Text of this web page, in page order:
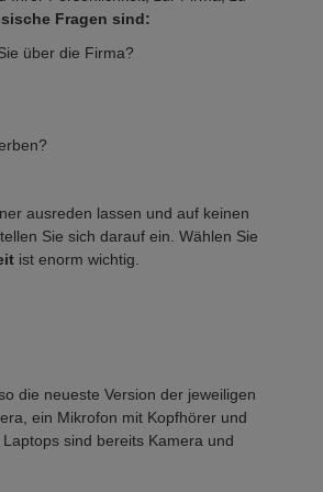
Fragen sind:
über die Firma?
ausreden lassen und auf keinen
Sie sich darauf ein. Wählen Sie
ist enorm wichtig.
die neueste Version der jeweiligen
ein Mikrofon mit Kopfhörer und
sind bereits Kamera und